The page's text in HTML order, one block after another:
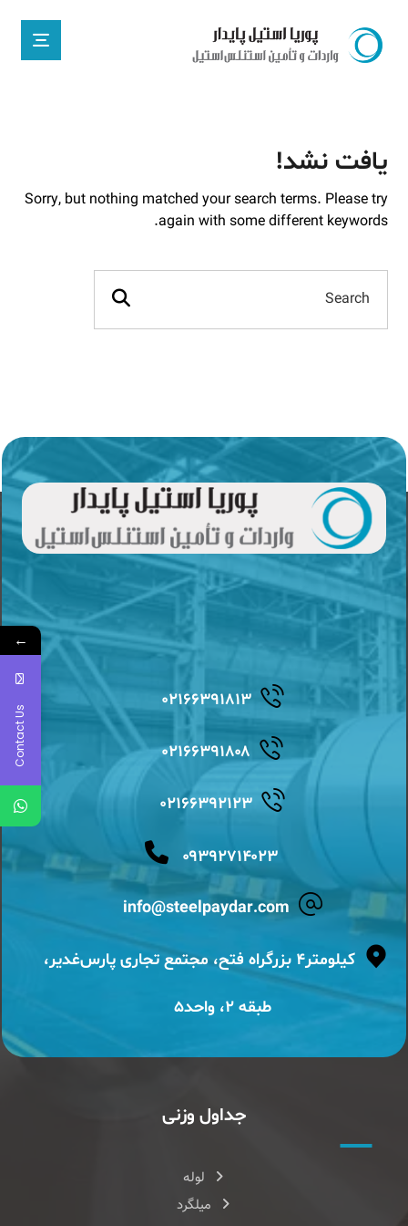
یافت نشد!
Sorry, but nothing matched your search terms. Please try
again with some different keywords.
۰۲۱۶۶۳۹۱۸۱۳
۰۲۱۶۶۳۹۱۸۰۸
۰۲۱۶۶۳۹۲۱۲۳
۰۹۳۹۲۷۱۴۰۲۳
info@steelpaydar.com
کیلومتر۴ بزرگراه فتح، مجتمع تجاری پارس‌غدیر،
طبقه ۲، واحد۵
جداول وزنی
لوله
میلگرد
←
Contact Us